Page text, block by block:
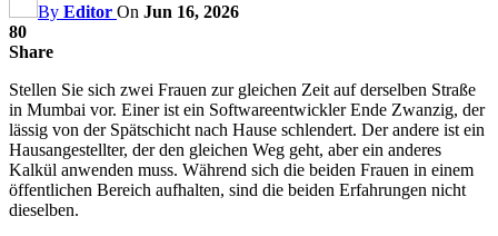
By Editor On Jun 16, 2026
80
Share
Stellen Sie sich zwei Frauen zur gleichen Zeit auf derselben Straße
in Mumbai vor. Einer ist ein Softwareentwickler Ende Zwanzig, der
lässig von der Spätschicht nach Hause schlendert. Der andere ist ein
Hausangestellter, der den gleichen Weg geht, aber ein anderes
Kalkül anwenden muss. Während sich die beiden Frauen in einem
öffentlichen Bereich aufhalten, sind die beiden Erfahrungen nicht
dieselben.